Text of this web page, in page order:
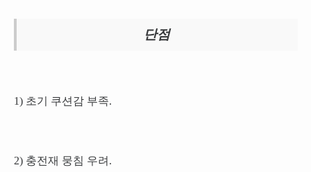
단점
1) 초기 쿠션감 부족.
2) 충전재 뭉침 우려.